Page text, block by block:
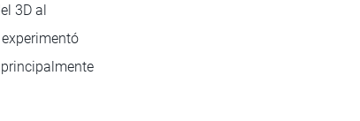
3D al